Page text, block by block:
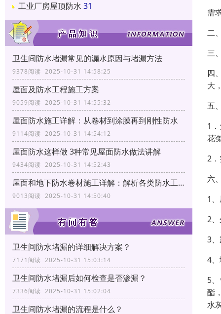
工业厂房屋顶防水 31
卫生间防水堵漏常见的漏水原因与堵漏方法
9378阅读 2025-10-31 14:58:25
屋面及防水工程施工方案
9059阅读 2025-10-31 14:55:32
屋面防水施工详解：从卷材到涂膜再到刚性防水
9114阅读 2025-10-31 14:54:12
屋面防水这样做 3种常见屋面防水做法讲解
9434阅读 2025-10-31 14:52:43
屋面和地下防水卷材施工详解：解析各类防水工艺
9013阅读 2025-10-31 14:50:40
卫生间防水堵漏的详细解决方案？
7171阅读 2025-10-31 15:03:14
卫生间防水堵漏后如何检查是否渗漏？
7336阅读 2025-10-31 15:02:04
卫生间防水堵漏的流程是什么？
需
二
三
四
大
五
1
花
2
六
1
2
3
4
5
酯
水